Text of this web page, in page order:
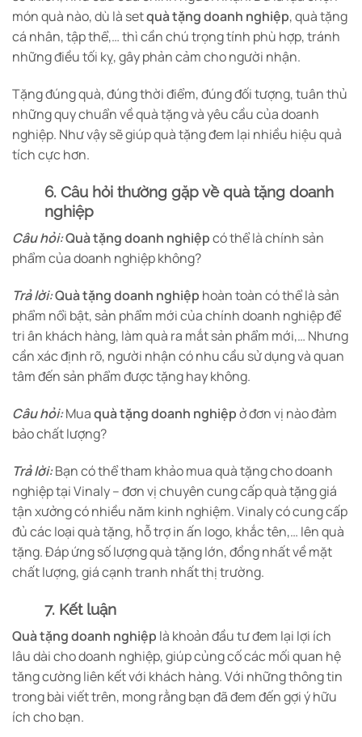
món quà nào, dù là setquà tặng doanh nghiệp, quà tặng
cá nhân, tập thể,… thì cần chú trọng tính phù hợp, tránh
những điều tối kỵ, gây phản cảm cho người nhận.
Tặng đúng quà, đúng thời điểm, đúng đối tượng, tuân thủ
những quy chuẩn về quà tặng và yêu cầu của doanh
nghiệp. Như vậy sẽ giúp quà tặng đem lại nhiều hiệu quả
tích cực hơn.
6. Câu hỏi thường gặp về quà tặng doanh
nghiệp
Câu hỏi:Quà tặng doanh nghiệpcó thể là chính sản
phẩm của doanh nghiệp không?
Trả lời:Quà tặng doanh nghiệp hoàn toàn có thể là sản
phẩm nổi bật, sản phẩm mới của chính doanh nghiệp để
tri ân khách hàng, làm quà ra mắt sản phẩm mới,… Nhưng
cần xác định rõ, người nhận có nhu cầu sử dụng và quan
tâm đến sản phẩm được tặng hay không.
Câu hỏi:Muaquà tặng doanh nghiệpở đơn vị nào đảm
bảo chất lượng?
Trả lời:Bạn có thể tham khảo mua quà tặng cho doanh
nghiệp tại Vinaly – đơn vị chuyên cung cấp quà tặng giá
tận xưởng có nhiều năm kinh nghiệm. Vinaly có cung cấp
đủ các loại quà tặng, hỗ trợ in ấn logo, khắc tên,… lên quà
tặng. Đáp ứng số lượng quà tặng lớn, đồng nhất về mặt
chất lượng, giá cạnh tranh nhất thị trường.
7. Kết luận
Quà tặng doanh nghiệp là khoản đầu tư đem lại lợi ích
lâu dài cho doanh nghiệp, giúp củng cố các mối quan hệ
tăng cường liên kết với khách hàng. Với những thông tin
trong bài viết trên, mong rằng bạn đã đem đến gợi ý hữu
ích cho bạn.